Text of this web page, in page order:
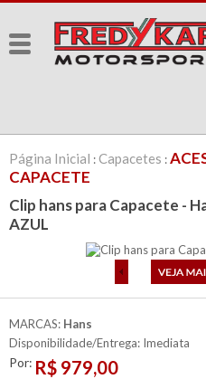
Página Inicial :Capacetes :
CAPACETE
Clip hans para Capacete -
AZUL
MARCAS: Hans
Disponibilidade/Entrega: Imediata
Por: R$ 979,00